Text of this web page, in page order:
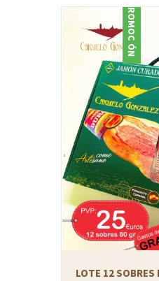
PROMOCIÓN
LOTE 12 SOBRES